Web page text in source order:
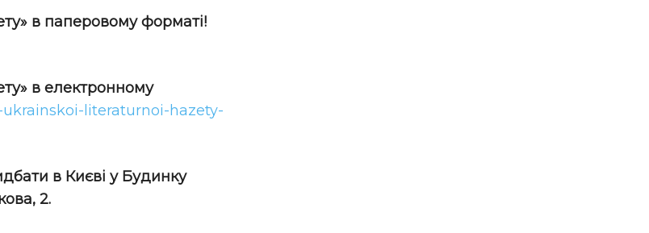
в паперовому форматі!
в електронному
literaturnoi-hazety-
в Києві у Будинку
2.